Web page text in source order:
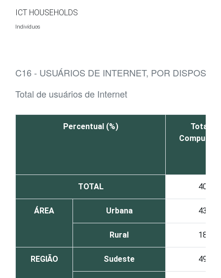
ICT HOUSEHOLDS
Indivíduos
C16 - USUÁRIOS DE INTERNET, POR
Total de usuários de Internet
Percentual (%)
Total -
TOTAL 40
ÁREA Urbana 43
Rural 18
REGIÃO Sudeste 49